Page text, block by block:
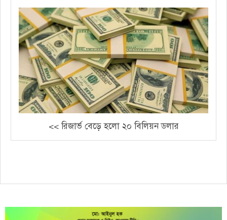
<< রিজার্ভ বেড়ে হলো ২০ বিলিয়ন ডলার